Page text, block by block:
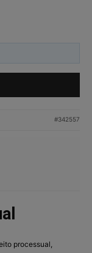
#342557
processual,